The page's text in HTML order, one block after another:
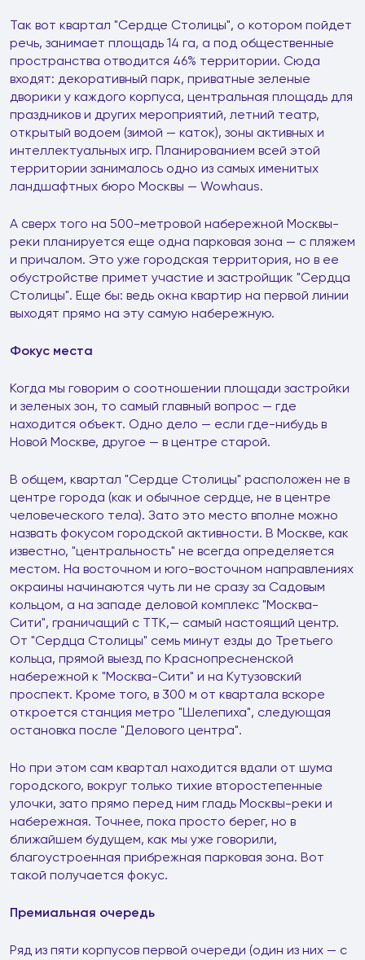
Так вот квартал "Сердце Столицы", о котором пойдет
речь, занимает площадь 14 га, а под общественные
пространства отводится 46% территории. Сюда
входят: декоративный парк, приватные зеленые
дворики у каждого корпуса, центральная площадь для
праздников и других мероприятий, летний театр,
открытый водоем (зимой — каток), зоны активных и
интеллектуальных игр. Планированием всей этой
территории занималось одно из самых именитых
ландшафтных бюро Москвы — Wowhaus.
А сверх того на 500-метровой набережной Москвы-
реки планируется еще одна парковая зона — с пляжем
и причалом. Это уже городская территория, но в ее
обустройстве примет участие и застройщик "Сердца
Столицы". Еще бы: ведь окна квартир на первой линии
выходят прямо на эту самую набережную.
Фокус места
Когда мы говорим о соотношении площади застройки
и зеленых зон, то самый главный вопрос — где
находится объект. Одно дело — если где-нибудь в
Новой Москве, другое — в центре старой.
В общем, квартал "Сердце Столицы" расположен не в
центре города (как и обычное сердце, не в центре
человеческого тела). Зато это место вполне можно
назвать фокусом городской активности. В Москве, как
известно, "центральность" не всегда определяется
местом. На восточном и юго-восточном направлениях
окраины начинаются чуть ли не сразу за Садовым
кольцом, а на западе деловой комплекс "Москва-
Сити", граничащий с ТТК,— самый настоящий центр.
От "Сердца Столицы" семь минут езды до Третьего
кольца, прямой выезд по Краснопресненской
набережной к "Москва-Сити" и на Кутузовский
проспект. Кроме того, в 300 м от квартала вскоре
откроется станция метро "Шелепиха", следующая
остановка после "Делового центра".
Но при этом сам квартал находится вдали от шума
городского, вокруг только тихие второстепенные
улочки, зато прямо перед ним гладь Москвы-реки и
набережная. Точнее, пока просто берег, но в
ближайшем будущем, как мы уже говорили,
благоустроенная прибрежная парковая зона. Вот
такой получается фокус.
Премиальная очередь
Ряд из пяти корпусов первой очереди (один из них — с